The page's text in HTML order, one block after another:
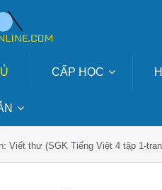
CẤP HỌC
Viết thư (SGK Tiếng Việt 4 tập 1-